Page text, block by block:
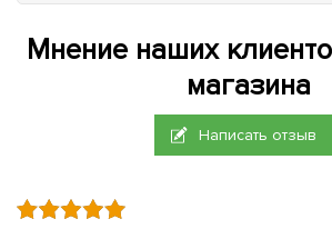
Мнение наших
магазина
Написать отзыв